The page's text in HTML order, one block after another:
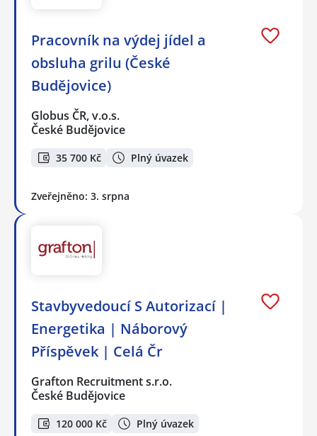
Pracovník na výdej jídel a
obsluha grilu (České
Budějovice)
Globus ČR, v.o.s.
České Budějovice
35 700 Kč Plný úvazek
Zveřejněno: 3. srpna
Stavbyvedoucí S Autorizací |
Energetika | Náborový
Příspěvek | Celá Čr
Grafton Recruitment s.r.o.
České Budějovice
120 000 Kč Plný úvazek